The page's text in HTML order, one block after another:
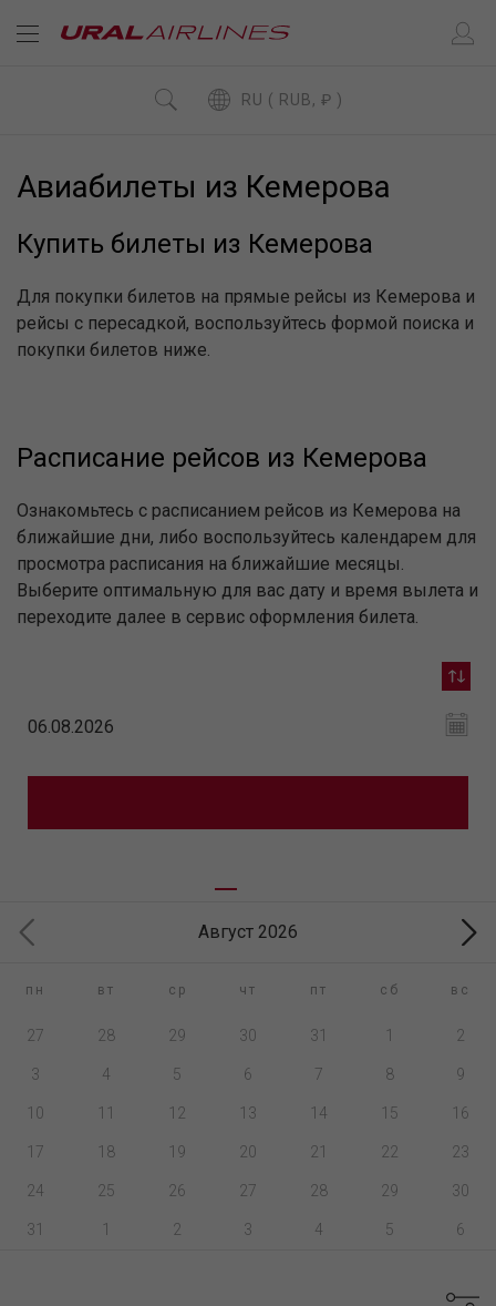
RU ( RUB, ₽ )
Авиабилеты из Кемерова
Купить билеты из Кемерова
Для покупки билетов на прямые рейсы из Кемерова и
рейсы с пересадкой, воспользуйтесь формой поиска и
покупки билетов ниже.
Расписание рейсов из Кемерова
Ознакомьтесь с расписанием рейсов из Кемерова на
ближайшие дни, либо воспользуйтесь календарем для
просмотра расписания на ближайшие месяцы.
Выберите оптимальную для вас дату и время вылета и
переходите далее в сервис оформления билета.
Август 2026
пн вт ср чт пт сб вс
27 28 29 30 31 1 2
3 4 5 6 7 8 9
10 11 12 13 14 15 16
17 18 19 20 21 22 23
24 25 26 27 28 29 30
31 1 2 3 4 5 6